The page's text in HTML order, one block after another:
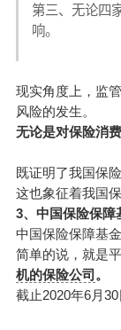
第三、无论四
响。
现实角度上，监
风险的发生。
无论是对保险消
既证明了我国保
这也象征着我国
3、 中国保险保障
中国保险保障基
简单的说，就是
机的保险公司 。
截止2020年6月